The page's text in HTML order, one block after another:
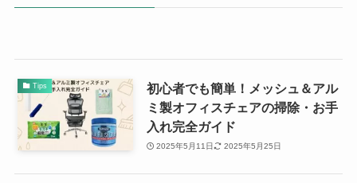
Tips
初心者でも簡単！メッシュ＆アル
ミ製オフィスチェアの掃除・お手
入れ完全ガイド
2025年5月11日 2025年5月25日